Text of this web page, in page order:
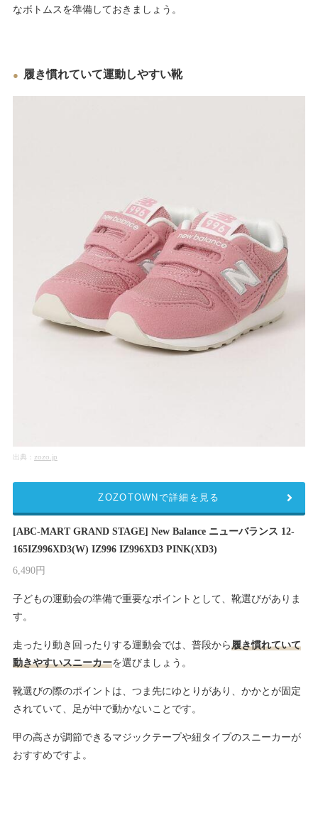
なボトムスを準備しておきましょう。
履き慣れていて運動しやすい靴
出典： zozo.jp
[ABC-MART GRAND STAGE] New Balance ニューバランス 12-
165IZ996XD3(W) IZ996 IZ996XD3 PINK(XD3)
6,490円
子どもの運動会の準備で重要なポイントとして、靴選びがありま
す。
走ったり動き回ったりする運動会では、普段から履き慣れていて
動きやすいスニーカーを選びましょう。
靴選びの際のポイントは、つま先にゆとりがあり、かかとが固定
されていて、足が中で動かないことです。
甲の高さが調節できるマジックテープや紐タイプのスニーカーが
おすすめですよ。
ZOZOTOWNで詳細を見る